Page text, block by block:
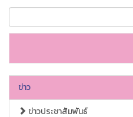
ข่าว
ข่าวประชาสัมพันธ์